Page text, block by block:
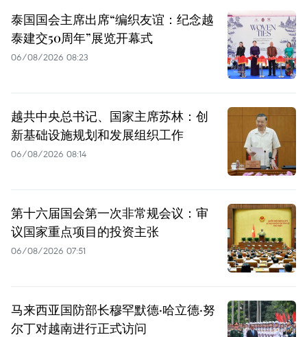
泰国国会主席出席“编织友谊：纪念越
泰建交50周年”展览开幕式
06/08/2026 08:23
越共中央总书记、国家主席苏林：创
新基础设施规划和发展组织工作
06/08/2026 08:14
第十六届国会第一次非常规会议：审
议国家重点项目的投资主张
06/08/2026 07:51
马来西亚国防部长穆罕默德·哈立德·努
尔丁对越南进行正式访问